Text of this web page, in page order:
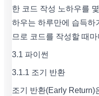
한 코드 작성 노하우를
하우는 하루만에 습득하
므로 코드를 작성할 때
3.1 파이썬
3.1.1 조기 반환
조기 반환(Early Return)